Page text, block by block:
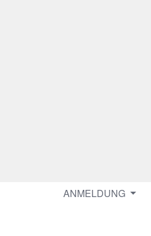
ANMELDUNG